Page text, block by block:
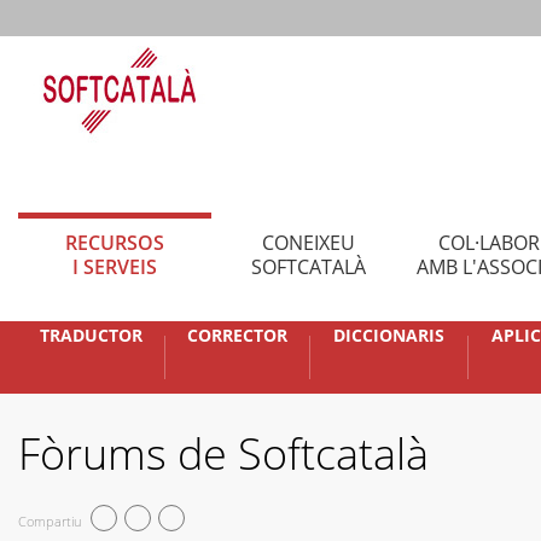
RECURSOS
I SERVEIS
CONEIXEU
SOFTCATALÀ
AMB
TRADUCTOR CORRECTOR DICCIONARIS
Fòrums de Softcatalà
Compartiu